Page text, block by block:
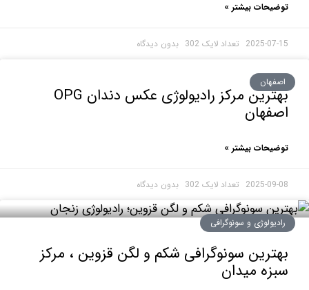
بیشتر »
2025- بدون دیدگاه
بهترین مرکز رادیولوژی عکس دندان OPG
بیشتر »
2025- بدون دیدگاه
و سونوگرافی
سونوگرافی شکم و لگن قزوین ، مرکز
میدان